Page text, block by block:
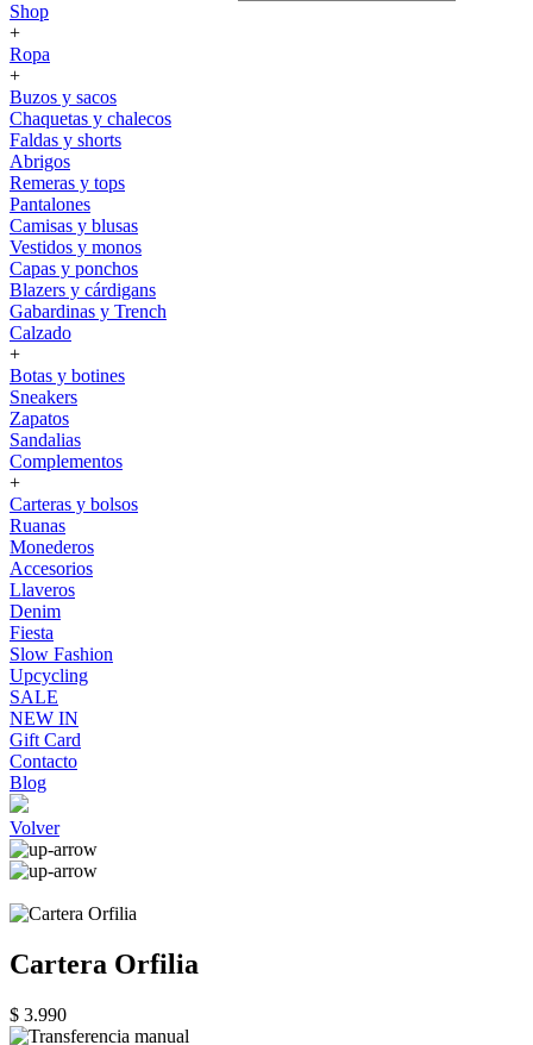
Shop
+
Ropa
+
Buzos y sacos
Chaquetas y chalecos
Faldas y shorts
Abrigos
Remeras y tops
Pantalones
Camisas y blusas
Vestidos y monos
Capas y ponchos
Blazers y cárdigans
Gabardinas y Trench
Calzado
+
Botas y botines
Sneakers
Zapatos
Sandalias
Complementos
+
Carteras y bolsos
Ruanas
Monederos
Accesorios
Llaveros
Denim
Fiesta
Slow Fashion
Upcycling
SALE
NEW IN
Gift Card
Contacto
Blog
Volver
Cartera Orfilia
$ 3.990